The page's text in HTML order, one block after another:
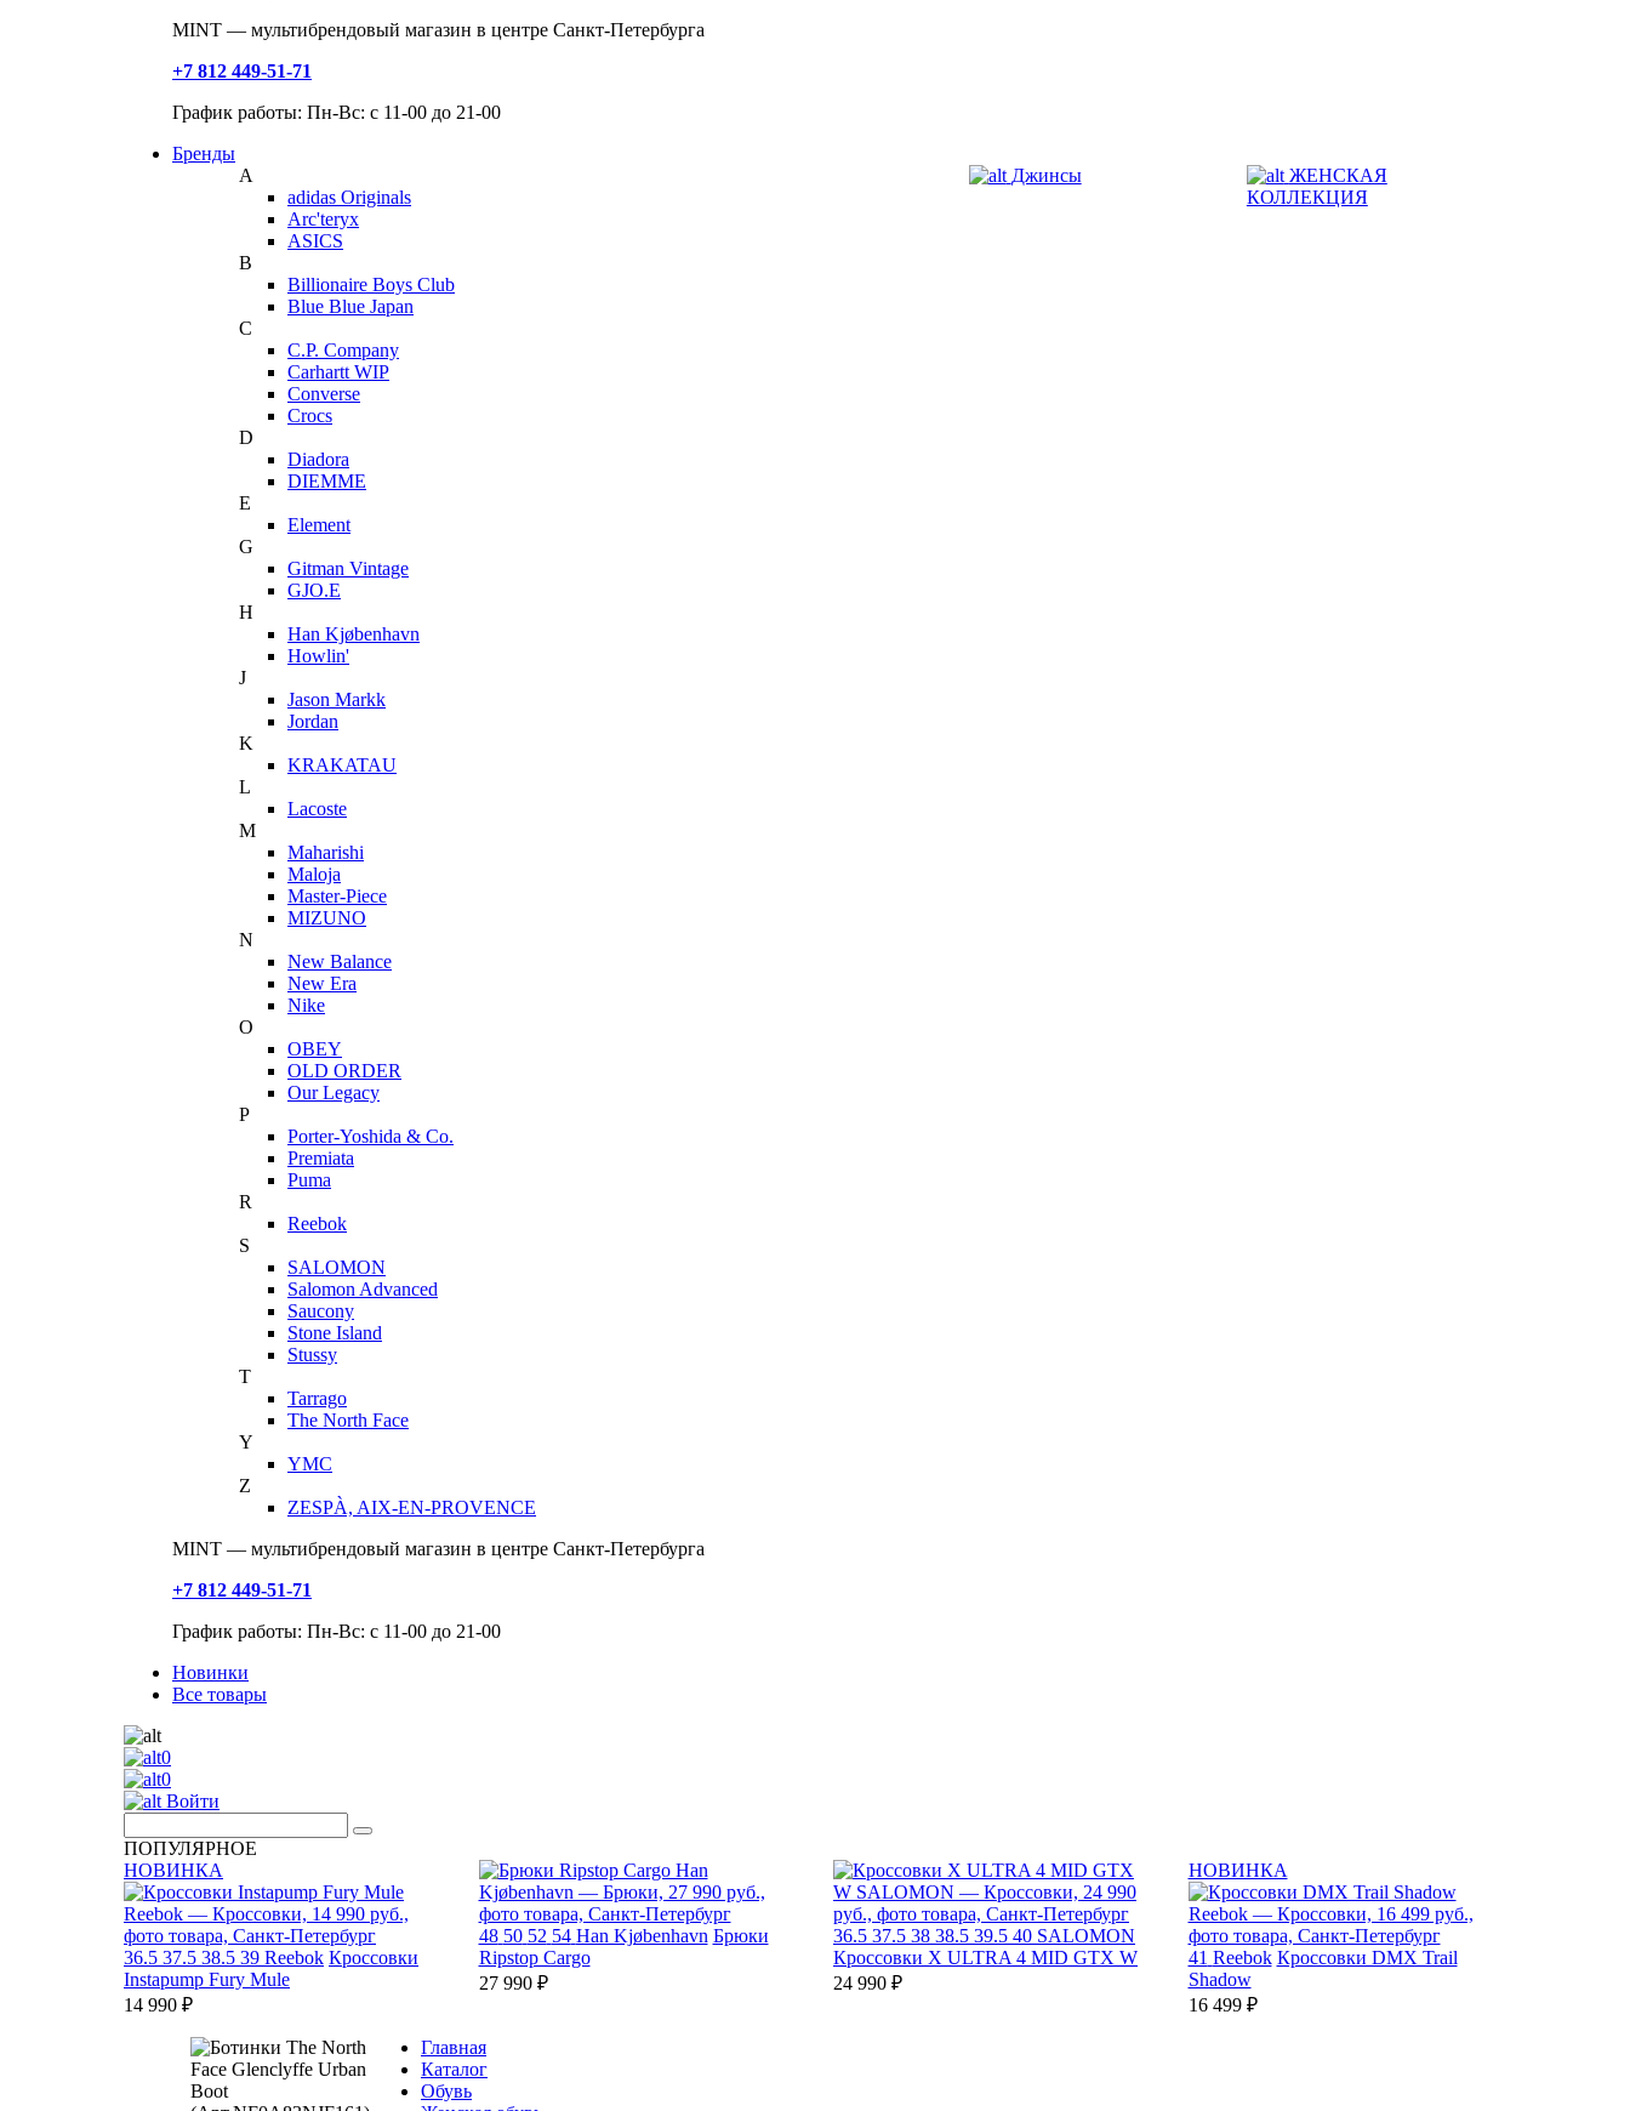
MINT — мультибрендовый магазин в центре Санкт-Петербурга
+7 812 449-51-71
График работы: Пн-Вс: с 11-00 до 21-00
Бренды
A
adidas Originals
Arc'teryx
ASICS
B
Billionaire Boys Club
Blue Blue Japan
C
C.P. Company
Carhartt WIP
Converse
Crocs
D
Diadora
DIEMME
E
Element
G
Gitman Vintage
GJO.E
H
Han Kjøbenhavn
Howlin'
J
Jason Markk
Jordan
K
KRAKATAU
L
Lacoste
M
Maharishi
Maloja
Master-Piece
MIZUNO
N
New Balance
New Era
Nike
O
OBEY
OLD ORDER
Our Legacy
P
Porter-Yoshida & Co.
Premiata
Puma
R
Reebok
S
SALOMON
Salomon Advanced
Saucony
Stone Island
Stussy
T
Tarrago
The North Face
Y
YMC
Z
ZESPÀ, AIX-EN-PROVENCE
Джинсы
ЖЕНСКАЯ
КОЛЛЕКЦИЯ
MINT — мультибрендовый магазин в центре Санкт-Петербурга
+7 812 449-51-71
График работы: Пн-Вс: с 11-00 до 21-00
Новинки
Все товары
0
0
Войти
ПОПУЛЯРНОЕ
НОВИНКА
36.5 37.5 38.5 39 Reebok Кроссовки
Instapump Fury Mule
14 990 ₽
48 50 52 54 Han Kjøbenhavn Брюки
Ripstop Cargo
27 990 ₽
36.5 37.5 38 38.5 39.5 40 SALOMON
Кроссовки X ULTRA 4 MID GTX W
24 990 ₽
НОВИНКА
41 Reebok Кроссовки DMX Trail
Shadow
16 499 ₽
Главная
Каталог
Обувь